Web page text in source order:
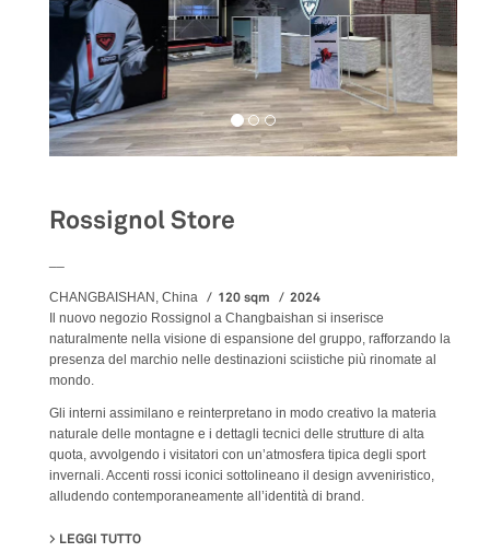
Rossignol Store
CHANGBAISHAN, China 120 sqm 2024
Il nuovo negozio Rossignol a Changbaishan si inserisce
naturalmente nella visione di espansione del gruppo, rafforzando la
presenza del marchio nelle destinazioni sciistiche più rinomate al
mondo.
Gli interni assimilano e reinterpretano in modo creativo la materia
naturale delle montagne e i dettagli tecnici delle strutture di alta
quota, avvolgendo i visitatori con un’atmosfera tipica degli sport
invernali. Accenti rossi iconici sottolineano il design avveniristico,
alludendo contemporaneamente all’identità di brand.
LEGGI TUTTO